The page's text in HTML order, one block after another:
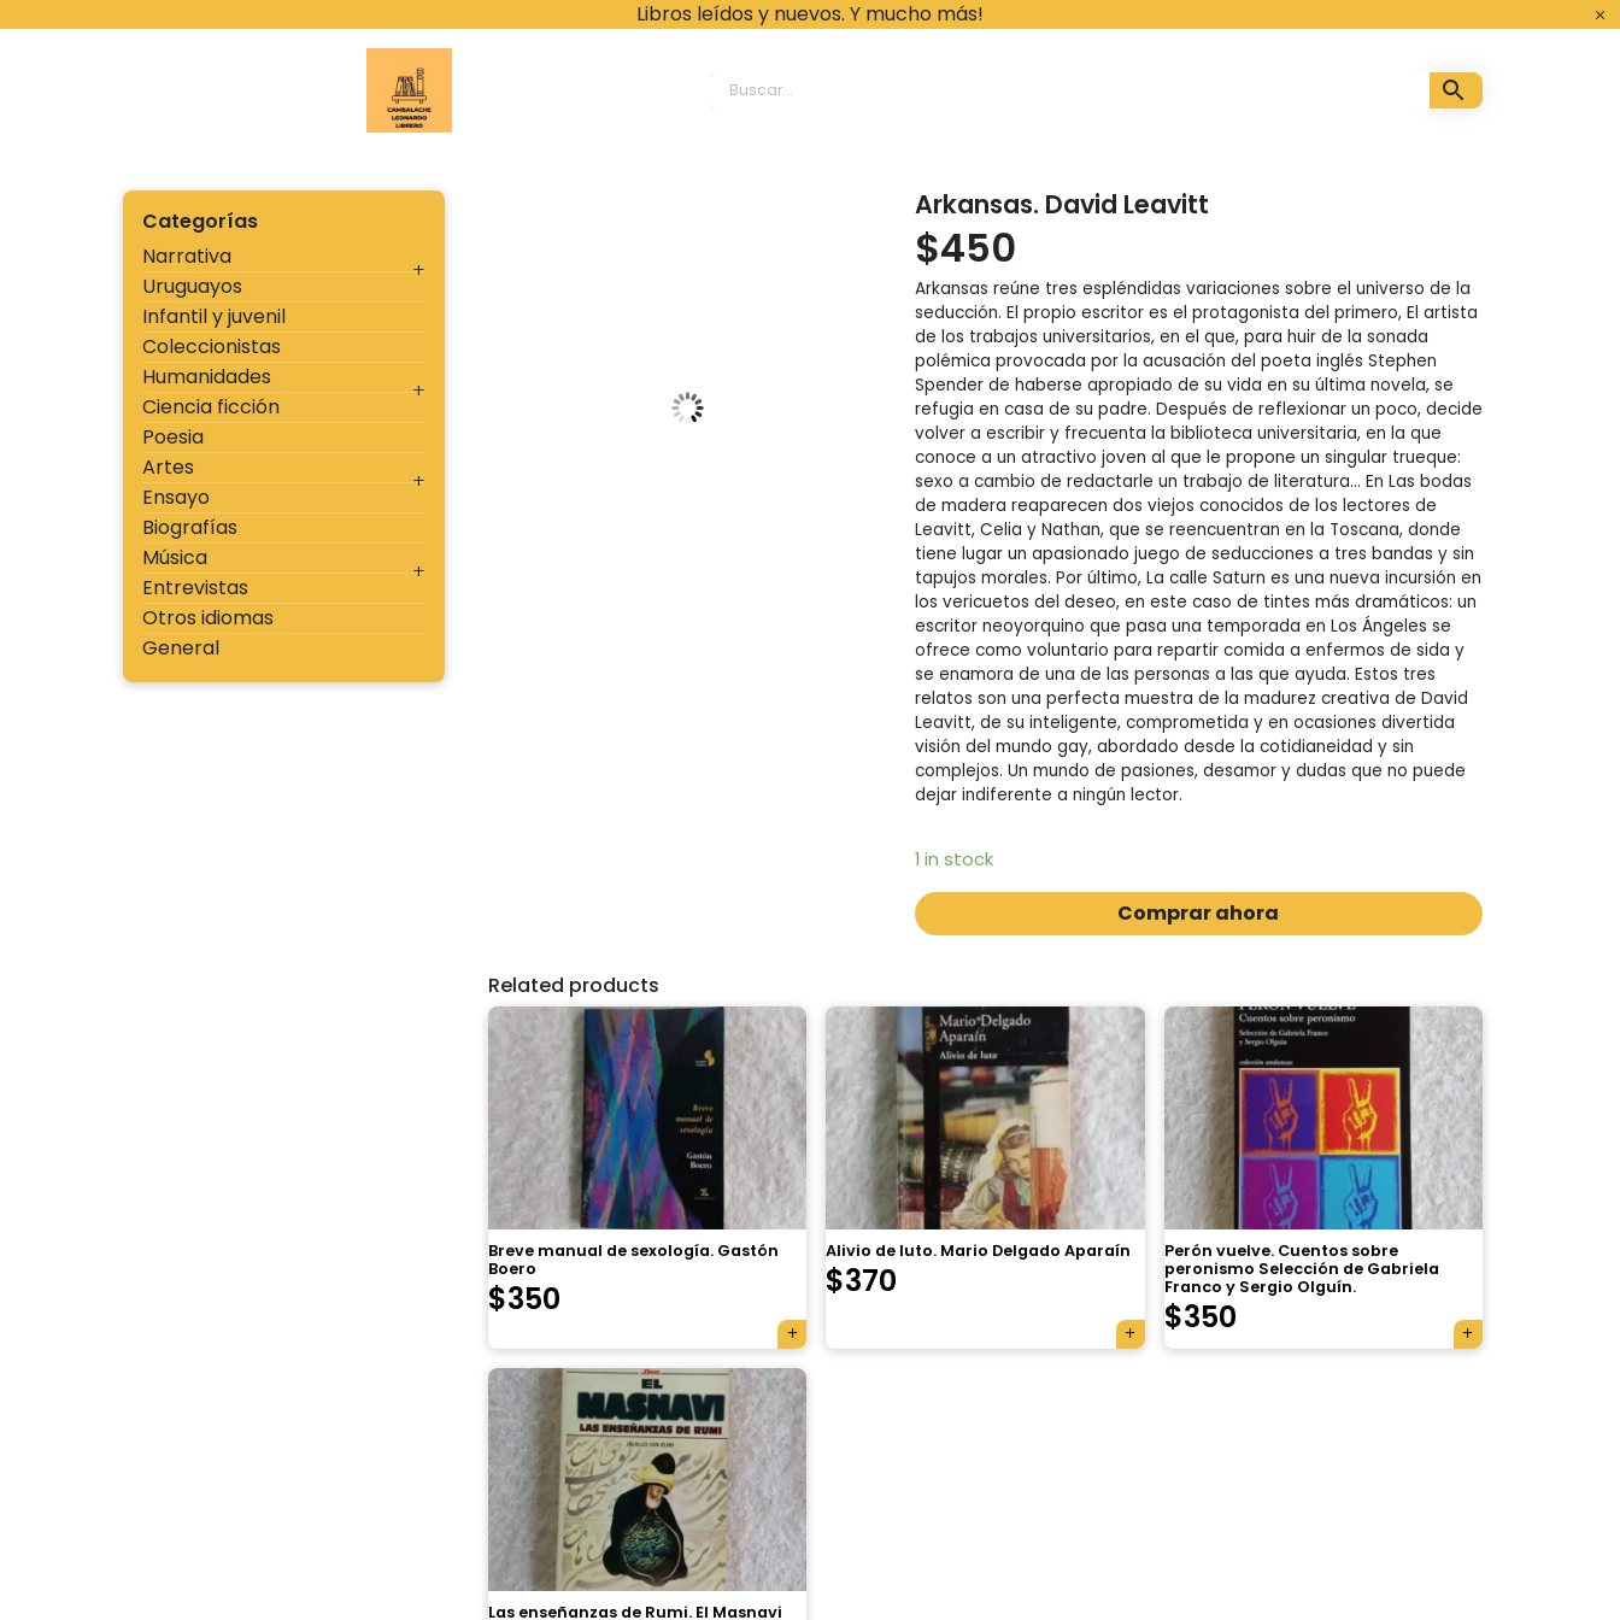
Libros leídos y nuevos. Y mucho más!
Categorías
Narrativa
Uruguayos
Infantil y juvenil
Coleccionistas
Humanidades
Ciencia ficción
Poesia
Artes
Ensayo
Biografías
Música
Entrevistas
Otros idiomas
General
Arkansas. David Leavitt
$450
Arkansas reúne tres espléndidas variaciones sobre el universo de la
seducción. El propio escritor es el protagonista del primero, El artista
de los trabajos universitarios, en el que, para huir de la sonada
polémica provocada por la acusación del poeta inglés Stephen
Spender de haberse apropiado de su vida en su última novela, se
refugia en casa de su padre. Después de reflexionar un poco, decide
volver a escribir y frecuenta la biblioteca universitaria, en la que
conoce a un atractivo joven al que le propone un singular trueque:
sexo a cambio de redactarle un trabajo de literatura… En Las bodas
de madera reaparecen dos viejos conocidos de los lectores de
Leavitt, Celia y Nathan, que se reencuentran en la Toscana, donde
tiene lugar un apasionado juego de seducciones a tres bandas y sin
tapujos morales. Por último, La calle Saturn es una nueva incursión en
los vericuetos del deseo, en este caso de tintes más dramáticos: un
escritor neoyorquino que pasa una temporada en Los Ángeles se
ofrece como voluntario para repartir comida a enfermos de sida y
se enamora de una de las personas a las que ayuda. Estos tres
relatos son una perfecta muestra de la madurez creativa de David
Leavitt, de su inteligente, comprometida y en ocasiones divertida
visión del mundo gay, abordado desde la cotidianeidad y sin
complejos. Un mundo de pasiones, desamor y dudas que no puede
dejar indiferente a ningún lector.
1 in stock
Comprar ahora
Related products
Breve manual de sexología. Gastón
Boero
$350
Alivio de luto. Mario Delgado Aparaín
$370
Perón vuelve. Cuentos sobre
peronismo Selección de Gabriela
Franco y Sergio Olguín.
$350
Las enseñanzas de Rumi. El Masnavi